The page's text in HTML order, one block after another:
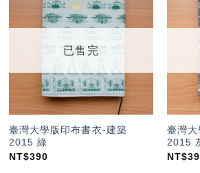
「願
望輕
已售完
臺灣大學版印布書衣-建築
2015 綠
NT$390
臺灣
2015
NT$